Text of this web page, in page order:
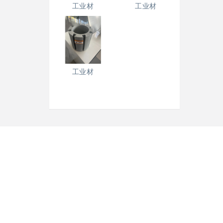
工业材 工业材
工业材